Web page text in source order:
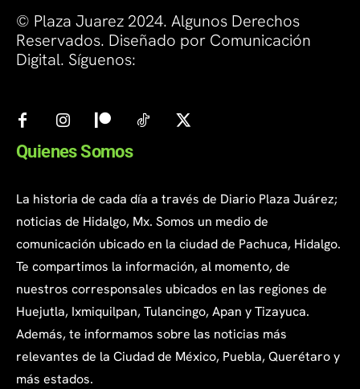
© Plaza Juarez 2024. Algunos Derechos
Reservados. Diseñado por Comunicación
Digital. Síguenos:
Quienes Somos
La historia de cada día a través de Diario Plaza Juárez;
noticias de Hidalgo, Mx. Somos un medio de
comunicación ubicado en la ciudad de Pachuca, Hidalgo.
Te compartimos la información, al momento, de
nuestros corresponsales ubicados en las regiones de
Huejutla, Ixmiquilpan, Tulancingo, Apan y Tizayuca.
Además, te informamos sobre las noticias más
relevantes de la Ciudad de México, Puebla, Querétaro y
más estados.